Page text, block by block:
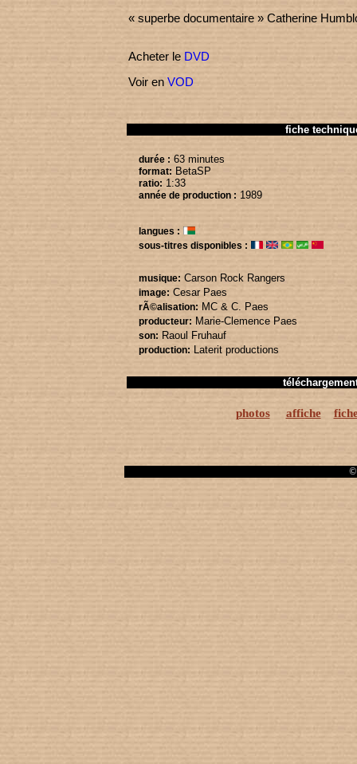
« superbe documentaire » Catherine
Acheter le DVD
Voir en VOD
fiche
durée : 63 minutes
format: BetaSP
ratio: 1:33
année de production : 1989
langues :
sous-titres disponibles :
musique: Carson Rock Rangers
image: Cesar Paes
rÃ©alisation: MC & C. Paes
producteur: Marie-Clemence Paes
son: Raoul Fruhauf
production: Laterit productions
photos affiche
©